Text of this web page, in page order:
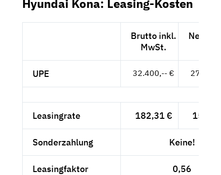
Hyundai Kona: Leasing-Kosten
Brutto inkl.
MwSt.
Netto
UPE 32.400,-- €
Leasingrate 182,31 €
Sonderzahlung Keine!
Leasingfaktor 0,56